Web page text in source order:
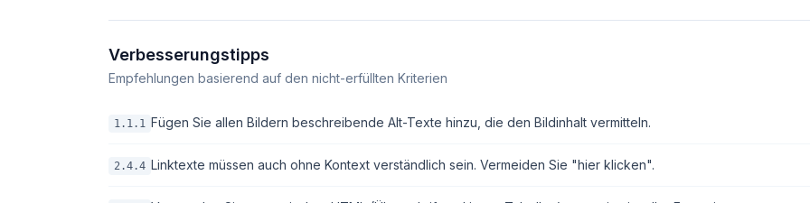
Verbesserungstipps
Empfehlungen basierend auf den nicht-erfüllten Kriterien
1.1.1 Fügen Sie allen Bildern beschreibende Alt-Texte hinzu, die den Bildinhalt vermitteln.
2.4.4 Linktexte müssen auch ohne Kontext verständlich sein. Vermeiden Sie "hier klicken".